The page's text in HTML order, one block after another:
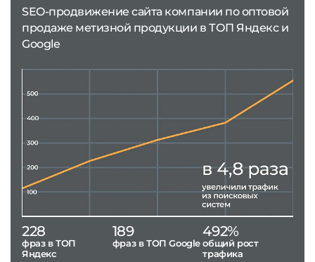
SEO-продвижение сайта компании по оптовой
продаже метизной продукции в ТОП Яндекс и
Google
228
фраз в ТОП
Яндекс
189
фраз в ТОП Google
492%
общий рост
трафика